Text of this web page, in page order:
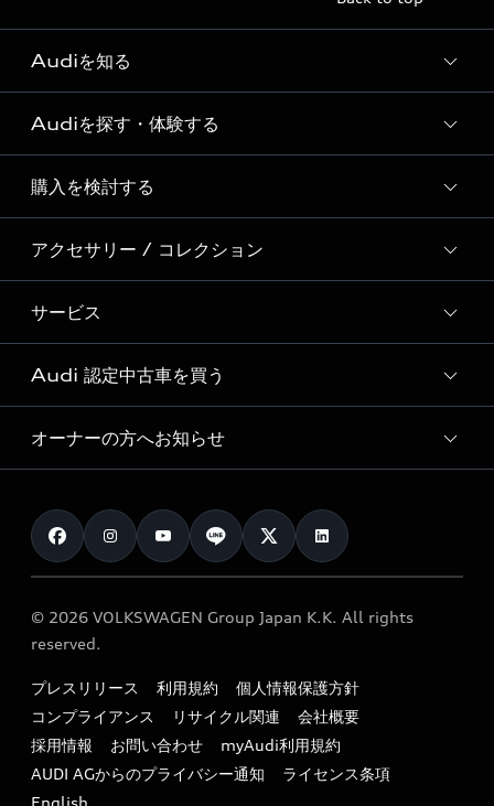
Audiを知る
Audi ブランド
Story of Progress
Audi Sport
Formula 1®
デジタルサービス
Audiを探す・体験する
ディーラー検索
新車在庫検索
試乗車・展示車検索
見積り依頼
試乗予約
購入を検討する
モデル一覧
特別仕様モデル / 限定モデル
e-tronラインアップ
価格シミュレーション
車両比較
カタログ一覧
アクセサリー / コレクション
純正アクセサリー
オンラインショップ
Audi collection
アウディナビアプリ
サービス
サービス入庫予約
サービスプログラム
メンテナンス
車検 / 定期点検
e-tronアフターサポート
myAudi
Audi 認定中古車を買う
Audi認定中古車
クオリティ
保証
メンテナンス
ファイナンス
キャンペーン / イベント
買取査定
オーナーの方へお知らせ
お知らせ
オーナー様向けキャンペーン
特定整備適用車一覧
リサイクル法
よくある質問（FAQ）
© 2026 VOLKSWAGEN Group Japan K.K. All rights
reserved.
プレスリリース 利用規約
個人情報保護方針
コンプライアンス
リサイクル関連
会社概要
採用情報
お問い合わせ
myAudi利用規約
AUDI AGからのプライバシー通知
ライセンス条項
English